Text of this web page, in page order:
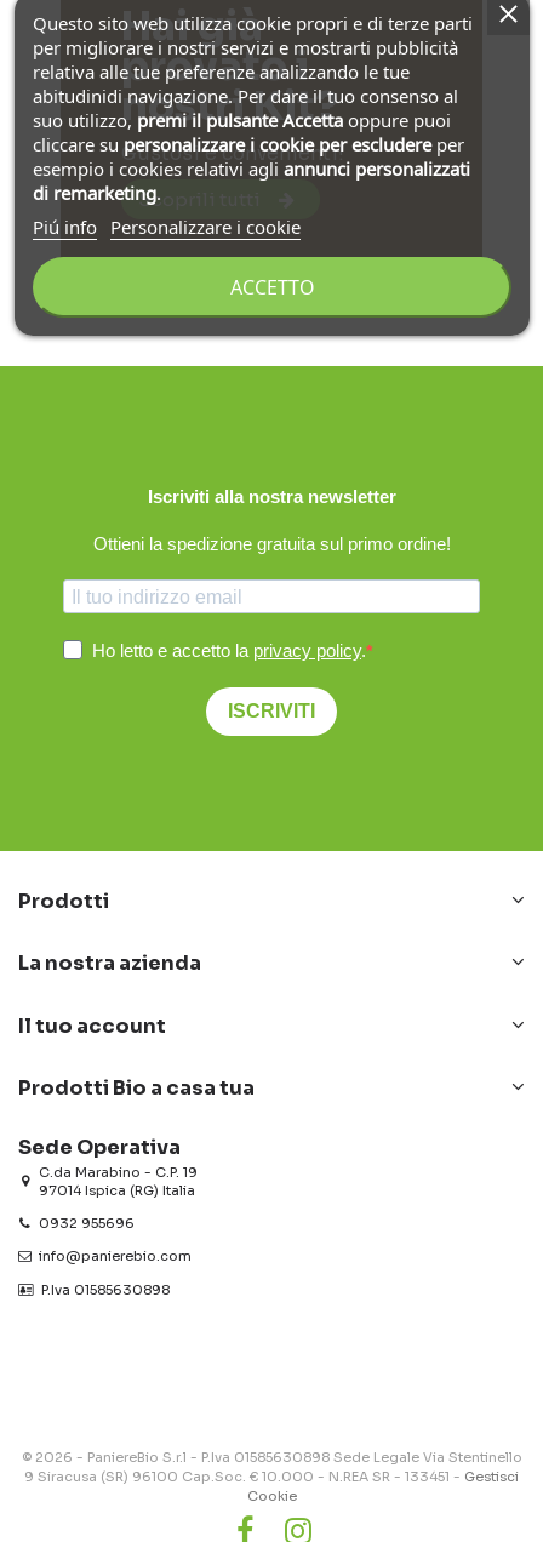
Hai già
provato i
nostri Kit?
Gustosi e convenienti!
Scoprili tutti
Iscriviti alla nostra newsletter
Ottieni la spedizione gratuita sul primo ordine!
Ho letto e accetto la privacy policy.
ISCRIVITI
Prodotti
La nostra azienda
Il tuo account
Prodotti Bio a casa tua
Sede Operativa
C.da Marabino - C.P. 19
97014 Ispica (RG) Italia
0932 955696
info@panierebio.com
‎‎‎‎‎ P.Iva 01585630898
Questo sito web utilizza cookie propri e di terze parti
per migliorare i nostri servizi e mostrarti pubblicità
relativa alle tue preferenze analizzando le tue
abitudinidi navigazione. Per dare il tuo consenso al
suo utilizzo, premi il pulsante Accettaoppure puoi
cliccare su personalizzare i cookie per escludereper
esempio i cookies relativi agli annunci personalizzati
di remarketing.
Piú info
Personalizzare i cookie
ACCETTO
© 2026 - PaniereBio S.r.l - P.Iva 01585630898 Sede Legale Via Stentinello
9 Siracusa (SR) 96100 Cap.Soc. € 10.000 - N.REA SR - 133451 - Gestisci
Cookie